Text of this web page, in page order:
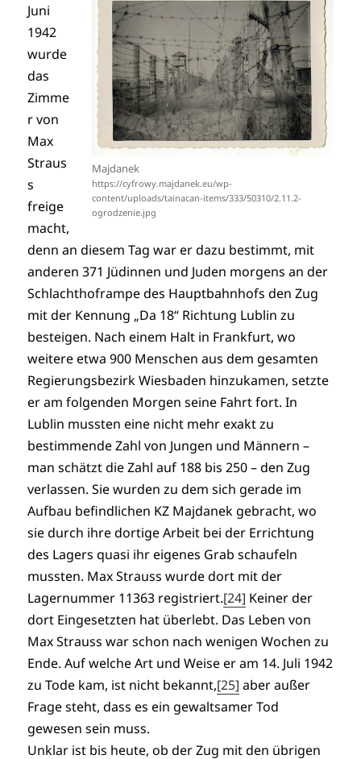
Majdanek
https://cyfrowy.majdanek.eu/wp-
content/uploads/tainacan-items/333/50310/2.11.2-
ogrodzenie.jpg
Juni
1942
wurde
das
Zimme
r von
Max
Straus
s
freige
macht,
denn an diesem Tag war er dazu bestimmt, mit
anderen 371 Jüdinnen und Juden morgens an der
Schlachthoframpe des Hauptbahnhofs den Zug
mit der Kennung „Da 18“ Richtung Lublin zu
besteigen. Nach einem Halt in Frankfurt, wo
weitere etwa 900 Menschen aus dem gesamten
Regierungsbezirk Wiesbaden hinzukamen, setzte
er am folgenden Morgen seine Fahrt fort. In
Lublin mussten eine nicht mehr exakt zu
bestimmende Zahl von Jungen und Männern –
man schätzt die Zahl auf 188 bis 250 – den Zug
verlassen. Sie wurden zu dem sich gerade im
Aufbau befindlichen KZ Majdanek gebracht, wo
sie durch ihre dortige Arbeit bei der Errichtung
des Lagers quasi ihr eigenes Grab schaufeln
mussten. Max Strauss wurde dort mit der
Lagernummer 11363 registriert.[24] Keiner der
dort Eingesetzten hat überlebt. Das Leben von
Max Strauss war schon nach wenigen Wochen zu
Ende. Auf welche Art und Weise er am 14. Juli 1942
zu Tode kam, ist nicht bekannt,[25] aber außer
Frage steht, dass es ein gewaltsamer Tod
gewesen sein muss.
Unklar ist bis heute, ob der Zug mit den übrigen